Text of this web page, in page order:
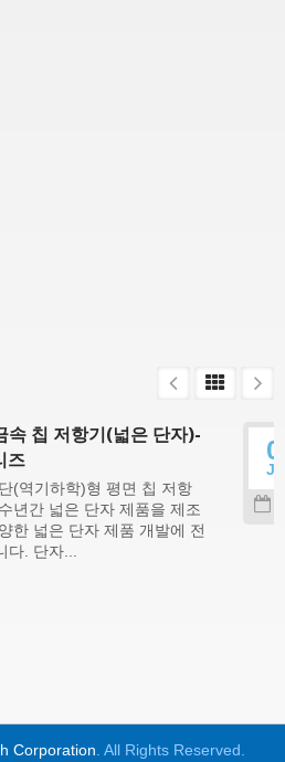
속 칩 저항기(넓은 단자)-
즈
(역기하학)형 평면 칩 저항
년간 넓은 단자 제품을 제조
한 넓은 단자 제품 개발에 전
다. 단자...
Corporation. All Rights Reserved.